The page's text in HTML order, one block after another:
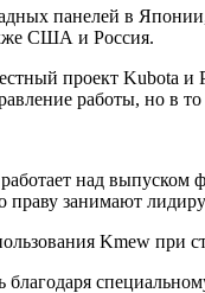
панелей в
США и Россия.
проект Kubota и
работы, но в
над выпуском
праву занимают
Kmew при
благодаря